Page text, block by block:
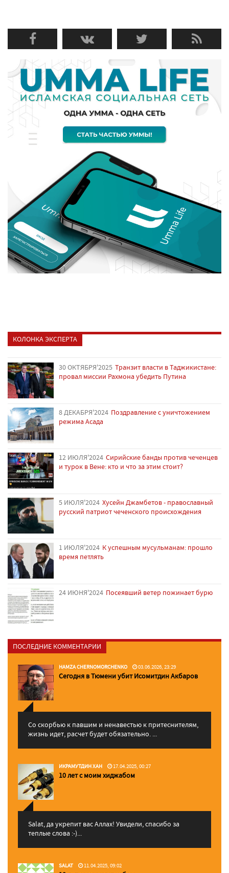
КОЛОНКА ЭКСПЕРТА
30 ОКТЯБРЯ'2025 Транзит власти в Таджикистане:
провал миссии Рахмона убедить Путина
8 ДЕКАБРЯ'2024 Поздравление с уничтожением
режима Асада
12 ИЮЛЯ'2024 Сирийские банды против чеченцев
и турок в Вене: кто и что за этим стоит?
5 ИЮЛЯ'2024 Хусейн Джамбетов - православный
русский патриот чеченского происхождения
1 ИЮЛЯ'2024 К успешным мусульманам: прошло
время петлять
24 ИЮНЯ'2024 Посеявший ветер пожинает бурю
ПОСЛЕДНИЕ КОММЕНТАРИИ
HAMZA CHERNOMORCHENKO 03.06.2026, 23:29
Сегодня в Тюмени убит Исомитдин Акбаров
Со скорбью к павшим и ненавестью к притеснителям,
жизнь идет, расчет будет обязательно. ...
ИКРАМУТДИН ХАН 17.04.2025, 00:27
10 лет с моим хиджабом
Salat, да укрепит вас Аллаx! Увидели, спасибо за
теплые слова :-)...
SALAT 11.04.2025, 09:02